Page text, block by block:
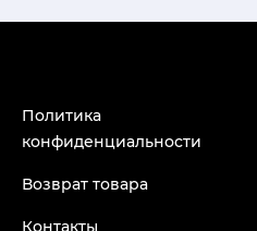
Политика
конфиденциальности
Возврат товара
Контакты